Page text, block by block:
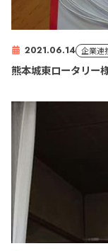
2021.06.14 企業連
熊本城東ロータリー